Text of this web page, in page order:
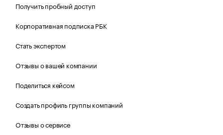
Получить пробный доступ
Корпоративная подписка РБК
Стать экспертом
Отзывы о вашей компании
Поделиться кейсом
Создать профиль группы компаний
Отзывы о сервисе